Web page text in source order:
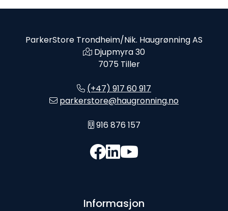
ParkerStore Trondheim/Nik. Haugrønning AS
Djupmyra 30
7075 Tiller
(+47) 917 60 917
parkerstore@haugronning.no
916 876 157
Informasjon